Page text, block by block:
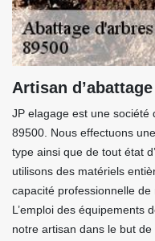
Artisan
JP elagage est une société
89500. Nous effectuons
type ainsi que de tout état
utilisons des matériels
capacité professionnelle
L’emploi des équipements
notre artisan dans le but